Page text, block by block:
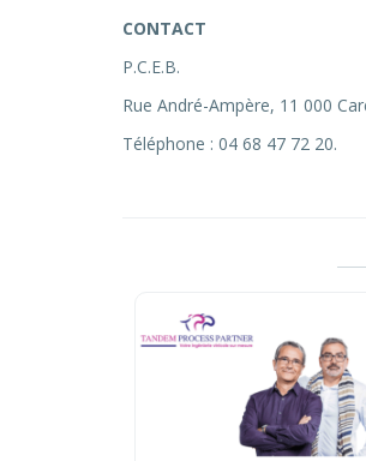
CONTACT
P.C.E.B.
Rue André-Ampère, 11 000
Téléphone : 04 68 47 72 20.